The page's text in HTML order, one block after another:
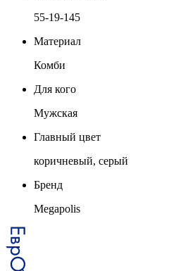
55-19-145
Материал
Комби
Для кого
Мужская
Главный цвет
коричневый, серый
Бренд
Megapolis